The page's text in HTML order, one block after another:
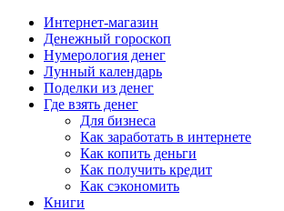
Интернет-магазин
Денежный гороскоп
Нумерология денег
Лунный календарь
Поделки из денег
Где взять денег
Для бизнеса
Как заработать в интернете
Как копить деньги
Как получить кредит
Как сэкономить
Книги